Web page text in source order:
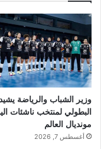
وزير الشباب والرياضة يشيد
البطولي لمنتخب ناشئات
مونديال العالم
أغسطس 7, 2026